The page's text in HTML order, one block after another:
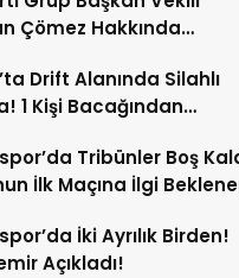
Çömez Hakkında
Drift Alanında Silahlı
1 Kişi Bacağından
Tribünler Boş
İlk Maçına İlgi
İki Ayrılık Birden!
Açıkladı!